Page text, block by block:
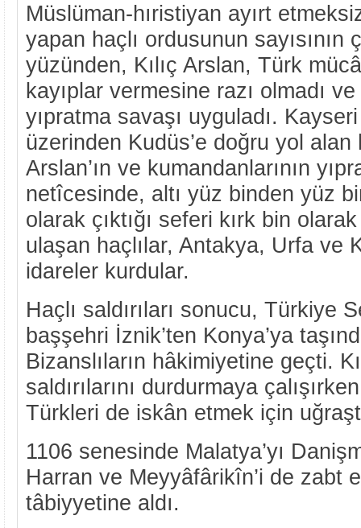
Müslüman-hıristiyan ayırt
yapan haçlı ordusunun sayısının
yüzünden, Kılıç Arslan, Türk
kayıplar vermesine razı olmadı
yıpratma savaşı uyguladı.
üzerinden Kudüs’e doğru yol alan
Arslan’ın ve kumandanlarının
netîcesinde, altı yüz binden yüz
olarak çıktığı seferi kırk bin
ulaşan haçlılar, Antakya, Urfa ve
idareler kurdular.
Haçlı saldırıları sonucu, Türkiye
başşehri İznik’ten Konya’ya
Bizanslıların hâkimiyetine geçti.
saldırılarını durdurmaya
Türkleri de iskân etmek için
1106 senesinde Malatya’yı
Harran ve Meyyâfârikîn’i de zabt
tâbiyyetine aldı.